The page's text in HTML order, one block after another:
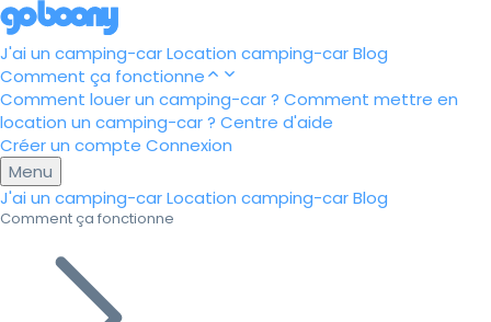
J'ai un camping-carLocation camping-carBlog
Comment ça fonctionne
Comment louer un camping-car ? Comment mettre en
location un camping-car ? Centre d'aide
Créer un compte Connexion
Menu
J'ai un camping-carLocation camping-carBlog
Comment ça fonctionne